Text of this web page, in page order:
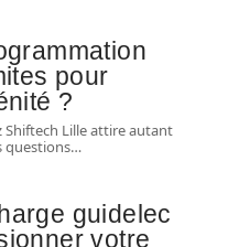
pour
?
Lille attire autant
questions…
guidelec
votre